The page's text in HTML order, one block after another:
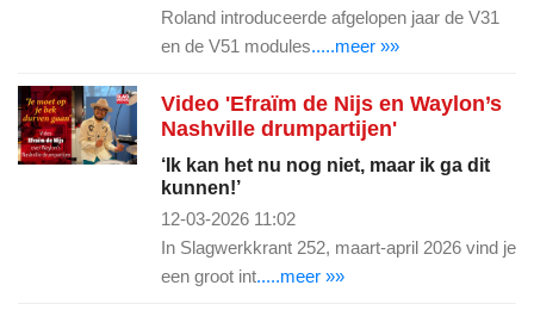
Roland introduceerde afgelopen jaar de V31
en de V51 modules.....meer »»
Video 'Efraïm de Nijs en Waylon’s
Nashville drumpartijen'
‘Ik kan het nu nog niet, maar ik ga dit
kunnen!’
12-03-2026 11:02
In Slagwerkkrant 252, maart-april 2026 vind je
een groot int.....meer »»